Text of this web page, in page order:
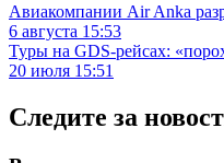
Авиакомпании Air Anka
6 августа 15:53
Туры на GDS-рейсах:
20 июля 15:51
Следите за